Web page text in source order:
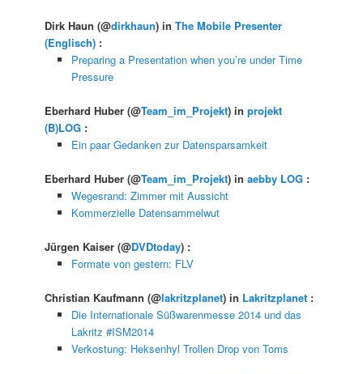
Dirk Haun(@dirkhaun) inThe Mobile Presenter
(Englisch) :
Preparing a Presentation when you’re under Time
Pressure
Eberhard Huber(@Team_im_Projekt) inprojekt
(B)LOG :
Ein paar Gedanken zur Datensparsamkeit
Eberhard Huber(@Team_im_Projekt) inaebby LOG :
Wegesrand: Zimmer mit Aussicht
Kommerzielle Datensammelwut
Jürgen Kaiser(@DVDtoday) :
Formate von gestern: FLV
Christian Kaufmann(@lakritzplanet) in Lakritzplanet :
Die Internationale Süßwarenmesse 2014 und das
Lakritz #ISM2014
Verkostung: Heksenhyl Trollen Drop von Toms